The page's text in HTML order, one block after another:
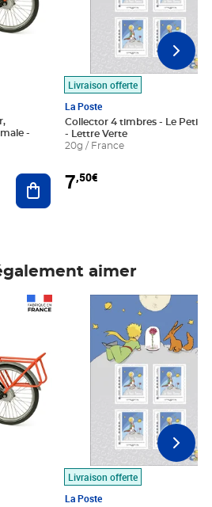
Ajouter au panier
Livraison offerte
La Poste
Collector 4 timbres - Le Petit
- Lettre Verte
20g / France
7,50€
aimer
Livraison offerte
La Poste
Prix 7,50€